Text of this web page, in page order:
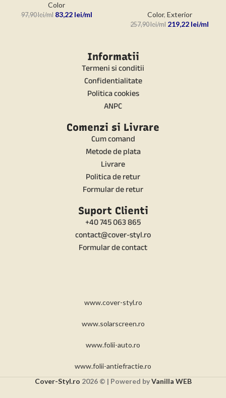
Color
97,90lei 83,22 lei Color, Exterior
257,90lei 219,22 lei
Informatii
Termeni si conditii
Confidentialitate
Politica cookies
ANPC
Comenzi si Livrare
Cum comand
Metode de plata
Livrare
Politica de retur
Formular de retur
Suport Clienti
+40 745 063 865
contact@cover-styl.ro
Formular de contact
www.cover-styl.ro
www.solarscreen.ro
www.folii-auto.ro
www.folii-antiefractie.ro
Cover-Styl.ro 2026 © | Powered byVanilla WEB